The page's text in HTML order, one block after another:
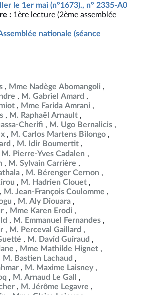
le 1er mai (n°1673)., n° 2335-A0
: 1ère lecture (2ème assemblée
nationale (séance
Mme Nadège Abomangoli
M. Gabriel Amard
Mme Farida Amrani
M. Raphaël Arnault
Cherifi
M. Ugo Bernalicis
M. Carlos Martens Bilongo
M. Idir Boumertit
M. Pierre-Yves Cadalen
M. Sylvain Carrière
M. Bérenger Cernon
M. Hadrien Clouet
M. Jean-François Coulomme
M. Aly Diouara
Mme Karen Erodi
M. Emmanuel Fernandes
M. Perceval Gaillard
M. David Guiraud
Mme Mathilde Hignet
M. Bastien Lachaud
M. Maxime Laisney
M. Arnaud Le Gall
M. Jérôme Legavre